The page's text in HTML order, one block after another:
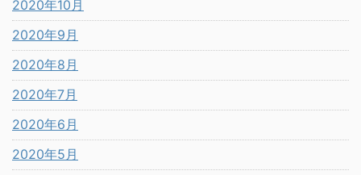
2020年10月
2020年9月
2020年8月
2020年7月
2020年6月
2020年5月